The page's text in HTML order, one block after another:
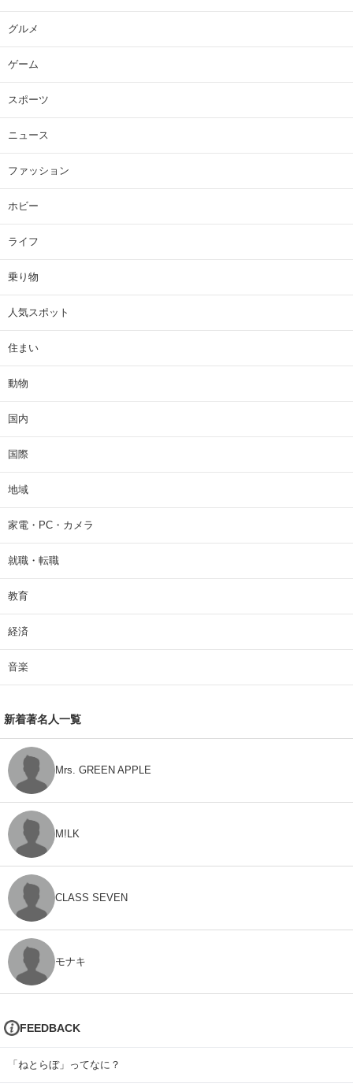
グルメ
ゲーム
スポーツ
ニュース
ファッション
ホビー
ライフ
乗り物
人気スポット
住まい
動物
国内
国際
地域
家電・PC・カメラ
就職・転職
教育
経済
音楽
新着著名人一覧
Mrs. GREEN APPLE
M!LK
CLASS SEVEN
モナキ
FEEDBACK
「ねとらぼ」ってなに？